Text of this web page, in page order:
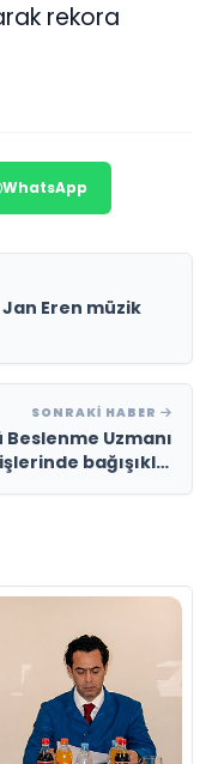
rekora
WhatsApp
Eren müzik
SONRAKI HABER
Uzmanı
bağışıklık